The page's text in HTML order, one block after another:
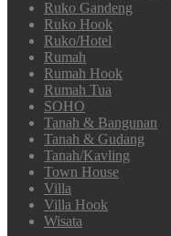
Ruko Gandeng
Ruko Hook
Ruko/Hotel
Rumah
Rumah Hook
Rumah Tua
SOHO
Tanah & Bangunan
Tanah & Gudang
Tanah/Kavling
Town House
Villa
Villa Hook
Wisata